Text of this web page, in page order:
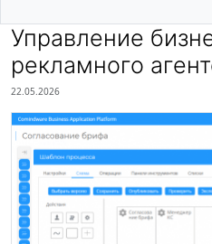
Управление
рекламного
22.05.2026